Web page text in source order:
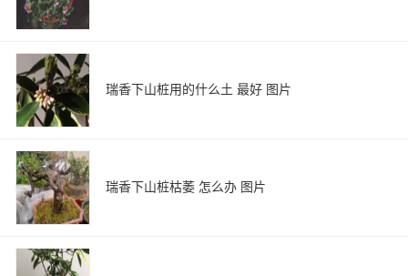
瑞香下山桩用的什么土 最好 图片
瑞香下山桩枯萎 怎么办 图片